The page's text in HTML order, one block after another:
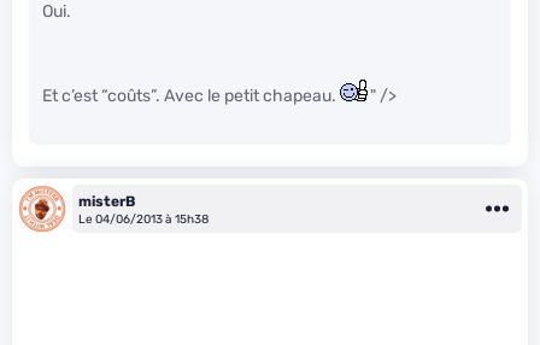
Oui.
Et c’est “coûts”. Avec le petit chapeau. " />
misterB
Le 04/06/2013 à 15h38